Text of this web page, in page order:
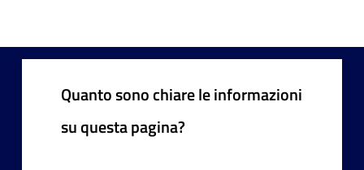
Quanto sono chiare le informazioni
su questa pagina?